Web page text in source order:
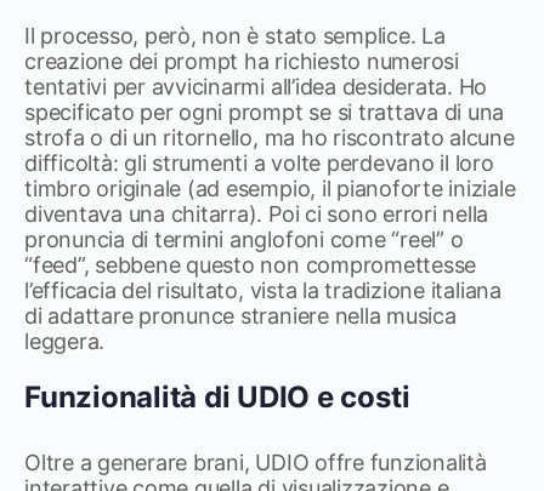
Il processo, però, non è stato semplice. La
creazione dei prompt ha richiesto numerosi
tentativi per avvicinarmi all’idea desiderata. Ho
specificato per ogni prompt se si trattava di una
strofa o di un ritornello, ma ho riscontrato alcune
difficoltà: gli strumenti a volte perdevano il loro
timbro originale (ad esempio, il pianoforte iniziale
diventava una chitarra). Poi ci sono errori nella
pronuncia di termini anglofoni come “reel” o
“feed”, sebbene questo non compromettesse
l’efficacia del risultato, vista la tradizione italiana
di adattare pronunce straniere nella musica
leggera.
Funzionalità di UDIO e costi
Oltre a generare brani, UDIO offre funzionalità